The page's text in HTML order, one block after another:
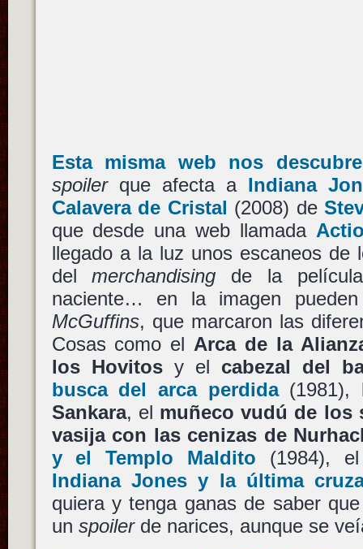
Esta misma web nos descubre
spoilerque afecta a Indiana
Calavera de Cristal (2008) de
que desde una web llamada
llegado a la luz unos escaneos de
delmerchandising de la
naciente… en la imagen
McGuffins, que marcaron las
Cosas como el Arca de la
los Hovitosy el cabezal del
busca del arca perdida(1981),
Sankara, el muñeco vudú de los
vasija con las cenizas de
y el Templo Maldito (1984),
Indiana Jones y la última
quiera y tenga ganas de saber
un spoilerde narices, aunque se